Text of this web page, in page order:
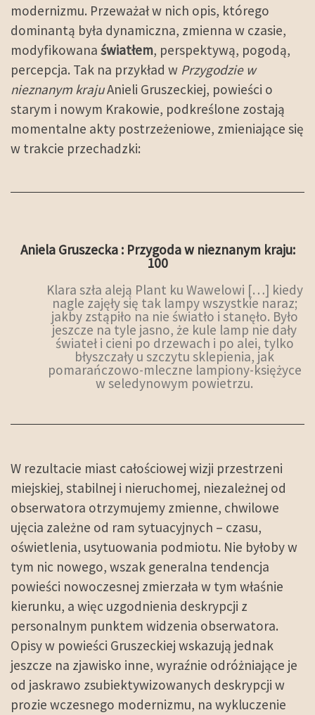
modernizmu. Przeważał w nich opis, którego
dominantą była dynamiczna, zmienna w czasie,
modyfikowana światłem, perspektywą, pogodą,
percepcja. Tak na przykład w Przygodzie w
nieznanym krajuAnieli Gruszeckiej, powieści o
starym i nowym Krakowie, podkreślone zostają
momentalne akty postrzeżeniowe, zmieniające się
w trakcie przechadzki:
Aniela Gruszecka : Przygoda w nieznanym kraju:
100
Klara szła aleją Plant ku Wawelowi […] kiedy
nagle zajęły się tak lampy wszystkie naraz;
jakby zstąpiło na nie światło i stanęło. Było
jeszcze na tyle jasno, że kule lamp nie dały
świateł i cieni po drzewach i po alei, tylko
błyszczały u szczytu sklepienia, jak
pomarańczowo-mleczne lampiony-księżyce
w seledynowym powietrzu.
W rezultacie miast całościowej wizji przestrzeni
miejskiej, stabilnej i nieruchomej, niezależnej od
obserwatora otrzymujemy zmienne, chwilowe
ujęcia zależne od ram sytuacyjnych – czasu,
oświetlenia, usytuowania podmiotu. Nie byłoby w
tym nic nowego, wszak generalna tendencja
powieści nowoczesnej zmierzała w tym właśnie
kierunku, a więc uzgodnienia deskrypcji z
personalnym punktem widzenia obserwatora.
Opisy w powieści Gruszeckiej wskazują jednak
jeszcze na zjawisko inne, wyraźnie odróżniające je
od jaskrawo zsubiektywizowanych deskrypcji w
prozie wczesnego modernizmu, na wykluczenie